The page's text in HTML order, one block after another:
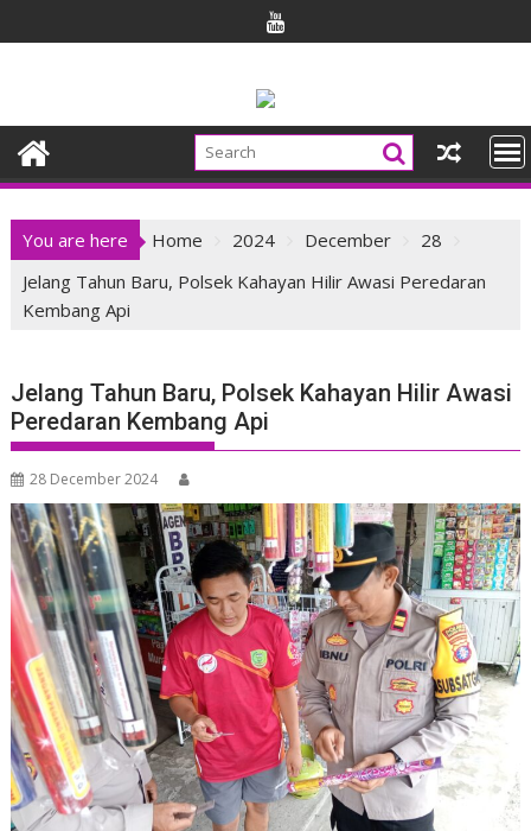
to
You are here Home 2024 December
28
Jelang Tahun Baru, Polsek Kahayan Hilir Awasi Peredaran
Kembang Api
Jelang Tahun Baru, Polsek Kahayan Hilir Awasi
Peredaran Kembang Api
28 December 2024